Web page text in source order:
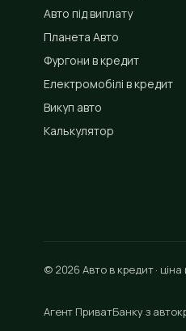
Авто під виплату
Планета Авто
Фургони в кредит
Електромобілі в кредит
Викуп авто
Калькулятор
© 2026 Авто в кредит · ціна
Агент ПриватБанку з